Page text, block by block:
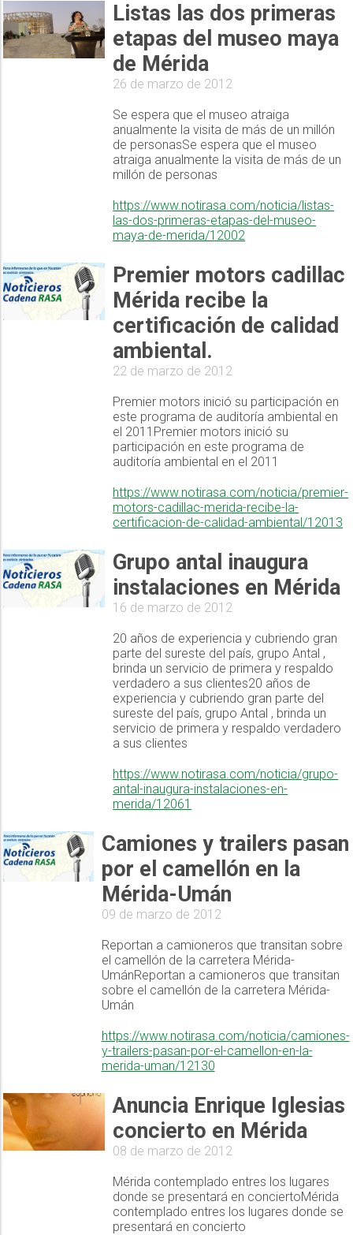
Listas las dos primeras
etapas del museo maya
de Mérida
26 de marzo de 2012
Se espera que el museo atraiga
anualmente la visita de más de un millón
de personasSe espera que el museo
atraiga anualmente la visita de más de un
millón de personas
https://www.notirasa.com/noticia/listas-
las-dos-primeras-etapas-del-museo-
maya-de-merida/12002
Premier motors cadillac
Mérida recibe la
certificación de calidad
ambiental.
22 de marzo de 2012
Premier motors inició su participación en
este programa de auditoría ambiental en
el 2011Premier motors inició su
participación en este programa de
auditoría ambiental en el 2011
https://www.notirasa.com/noticia/premier-
motors-cadillac-merida-recibe-la-
certificacion-de-calidad-ambiental/12013
Grupo antal inaugura
instalaciones en Mérida
16 de marzo de 2012
20 años de experiencia y cubriendo gran
parte del sureste del país, grupo Antal ,
brinda un servicio de primera y respaldo
verdadero a sus clientes20 años de
experiencia y cubriendo gran parte del
sureste del país, grupo Antal , brinda un
servicio de primera y respaldo verdadero
a sus clientes
https://www.notirasa.com/noticia/grupo-
antal-inaugura-instalaciones-en-
merida/12061
Camiones y trailers pasan
por el camellón en la
Mérida-Umán
09 de marzo de 2012
Reportan a camioneros que transitan sobre
el camellón de la carretera Mérida-
UmánReportan a camioneros que transitan
sobre el camellón de la carretera Mérida-
Umán
https://www.notirasa.com/noticia/camiones-
y-trailers-pasan-por-el-camellon-en-la-
merida-uman/12130
Anuncia Enrique Iglesias
concierto en Mérida
08 de marzo de 2012
Mérida contemplado entres los lugares
donde se presentará en conciertoMérida
contemplado entres los lugares donde se
presentará en concierto